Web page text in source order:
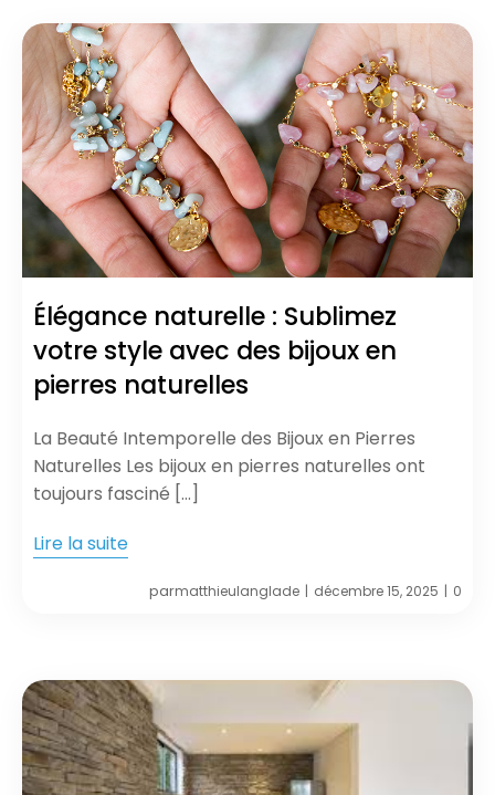
Élégance naturelle : Sublimez
votre style avec des bijoux en
pierres naturelles
La Beauté Intemporelle des Bijoux en Pierres
Naturelles Les bijoux en pierres naturelles ont
toujours fasciné […]
Lire la suite
parmatthieulanglade | décembre 15, 2025 | 0